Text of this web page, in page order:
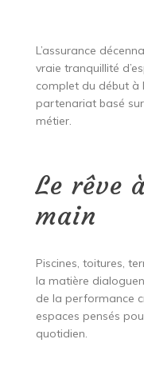
L’assurance
vraie tranquillité
complet du début à
partenariat basé
métier.
Le rêve
main
Piscines, toitures,
la matière
de la performance
espaces pensés
quotidien.